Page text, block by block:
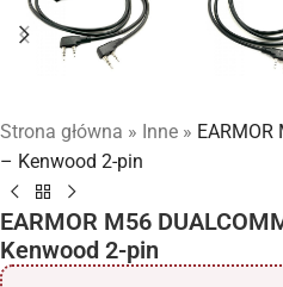
Strona główna » Inne »
– Kenwood 2-pin
EARMOR M56
Kenwood 2-pin